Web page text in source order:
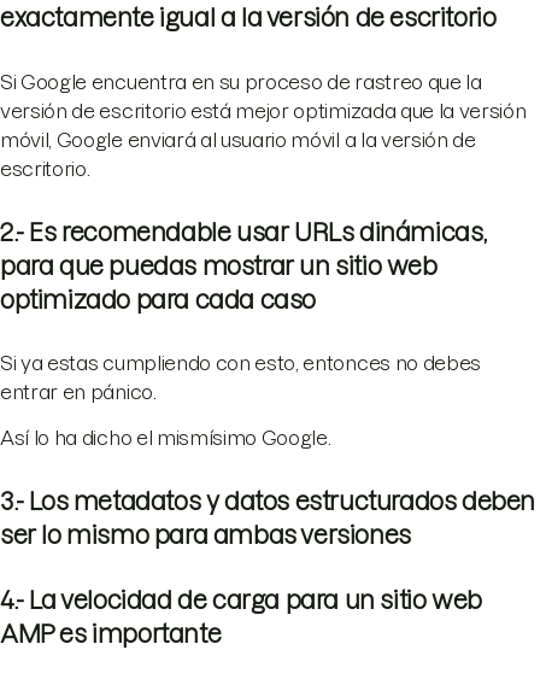
exactamente igual a la versión de escritorio
Si Google encuentra en su proceso de rastreo que la
versión de escritorio está mejor optimizada que la versión
móvil, Google enviará al usuario móvil a la versión de
escritorio.
2.- Es recomendable usar URLs dinámicas,
para que puedas mostrar un sitio web
optimizado para cada caso
Si ya estas cumpliendo con esto, entonces no debes
entrar en pánico.
Así lo ha dicho el mismísimo Google.
3.- Los metadatos y datos estructurados deben
ser lo mismo para ambas versiones
4.- La velocidad de carga para un sitio web
AMP es importante